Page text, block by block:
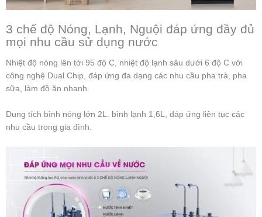
3 chế độ Nóng, Lạnh, Nguội đáp ứng đầy đủ
mọi nhu cầu sử dụng nước
Nhiệt độ nóng lên tới 95 độ C, nhiệt độ lạnh sâu dưới 6 độ C với
công nghệ Dual Chip, đáp ứng đa dạng các nhu cầu pha trà, pha
sữa, làm đồ ăn nhanh.
Dung tích bình nóng lớn 2L. bình lạnh 1,6L, đáp ứng liên tục các
nhu cầu trong gia đình.